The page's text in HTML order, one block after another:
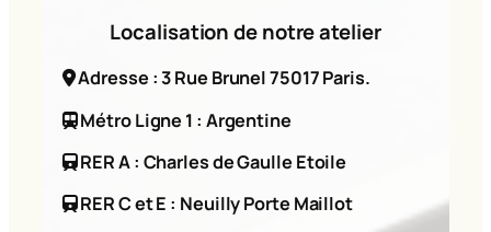
Localisation de notre atelier
Adresse : 3 Rue Brunel 75017 Paris.
Métro Ligne 1 : Argentine
RER A : Charles de Gaulle Etoile
RER C et E : Neuilly Porte Maillot